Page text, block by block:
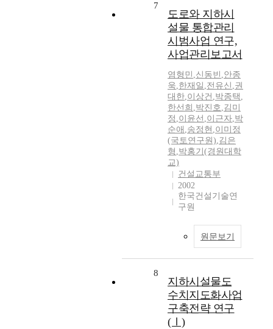
7
도로와 지하시
설물 통합관리
시범사업 연구,
사업관리보고서
염형민 ,신동빈 ,안종
욱,한재일 ,전유신 ,권
대한,이상건 ,박종택 ,
한선희 ,박진호,김미
정 ,이윤선 ,이근자,박
순애 ,송정현 ,이미정
(국토연구원),김은
형 ,박홍기(경원대학
교)
건설교통부
2002
한국건설기술연
구원
원문보기
8
지하시설물도
수치지도화사업
구축전략 연구
(Ⅰ)